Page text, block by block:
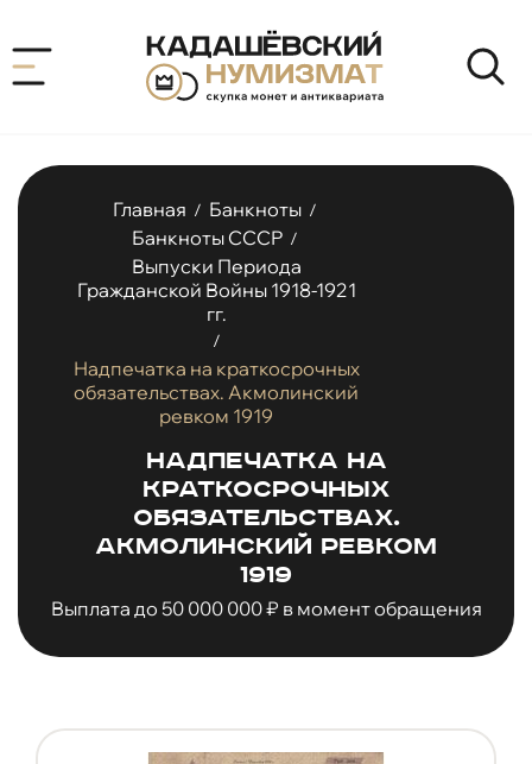
Главная / Банкноты /
Банкноты СССР /
Выпуски Периода
Гражданской Войны 1918-1921
гг.
/
Надпечатка на краткосрочных
обязательствах. Акмолинский
ревком 1919
Надпечатка на
краткосрочных
обязательствах.
Акмолинский ревком
1919
Выплата до 50 000 000 ₽ в момент обращения